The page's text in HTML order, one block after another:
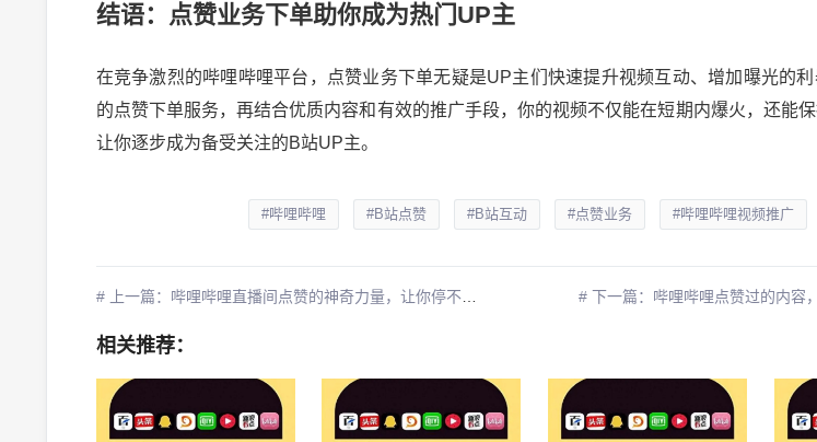
结语：点赞业务下单助你成为热门UP主
在竞争激烈的哔哩哔哩平台，点赞业务下单无疑是UP主们快速提升视频互动、增加曝光的
的点赞下单服务，再结合优质内容和有效的推广手段，你的视频不仅能在短期内爆火，还能保
让你逐步成为备受关注的B站UP主。
#哔哩哔哩 #B站点赞 #B站互动 #点赞业务 #哔哩哔哩视频推广
# 上一篇：哔哩哔哩直播间点赞的神奇力量，让你停不下来！
相关推荐：